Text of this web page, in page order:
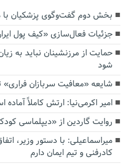
بخش دوم گفت‌وگوی پزشکیان
جزئیات فعال‌سازی «کیف پول
حمایت از مرزنشینان نباید به
شود
شایعه «معافیت سربازان
امیر اکرمی‌نیا: ارتش کاملاً آماده
روایت گاردین از «دیپلماسی
میراسماعیلی: با دستور وزیر،
کادرفنی و تیم ایمان دارم